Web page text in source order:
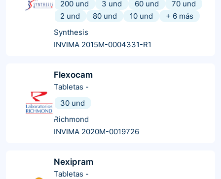
200 und
3 und 60 und
70 und
2 und
80 und 10 und + 6 más
Synthesis
INVIMA 2015M-0004331-R1
Flexocam
Tabletas -
30 und
Richmond
INVIMA 2020M-0019726
Nexipram
Tabletas -